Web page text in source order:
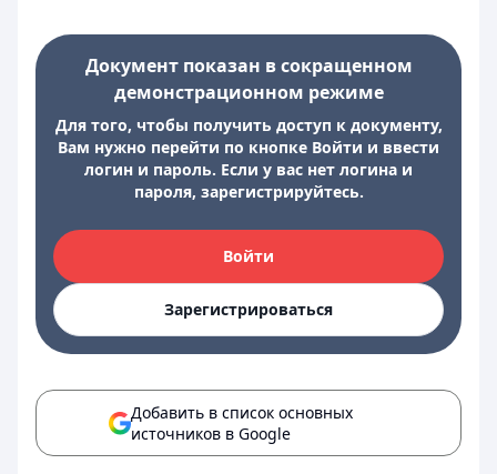
Документ показан в сокращенном
демонстрационном режиме
Для того, чтобы получить доступ к документу,
Вам нужно перейти по кнопке Войти и ввести
логин и пароль. Если у вас нет логина и
пароля, зарегистрируйтесь.
Войти
Зарегистрироваться
Добавить в список основных
источников в Google